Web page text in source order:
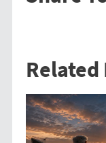
Related